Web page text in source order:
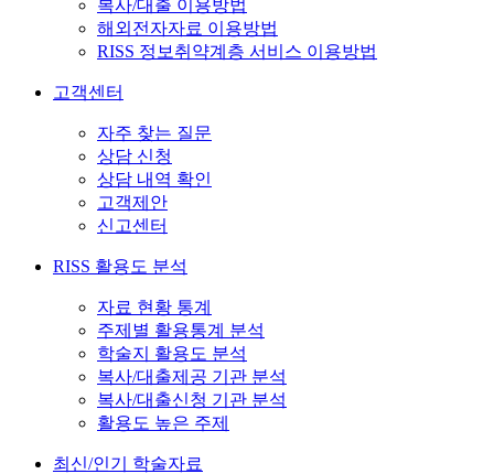
복사/대출 이용방법
해외전자자료 이용방법
RISS 정보취약계층 서비스 이용방법
고객센터
자주 찾는 질문
상담 신청
상담 내역 확인
고객제안
신고센터
RISS 활용도 분석
자료 현황 통계
주제별 활용통계 분석
학술지 활용도 분석
복사/대출제공 기관 분석
복사/대출신청 기관 분석
활용도 높은 주제
최신/인기 학술자료